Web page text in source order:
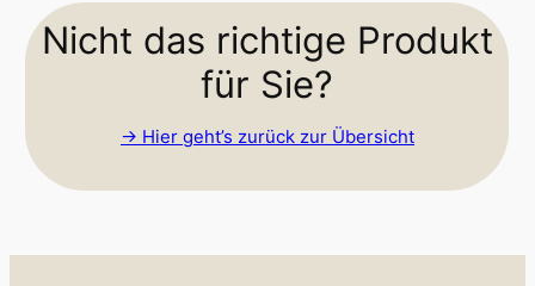
Nicht das richtige Produkt
für Sie?
-> Hier geht’s zurück zur Übersicht